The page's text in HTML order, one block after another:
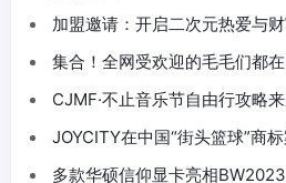
加盟邀请：开启二次元热爱与
集合！全网受欢迎的毛毛们都
CJMF·不止音乐节自由行攻略来
JOYCITY在中国“街头篮球”商
多款华硕信仰显卡亮相